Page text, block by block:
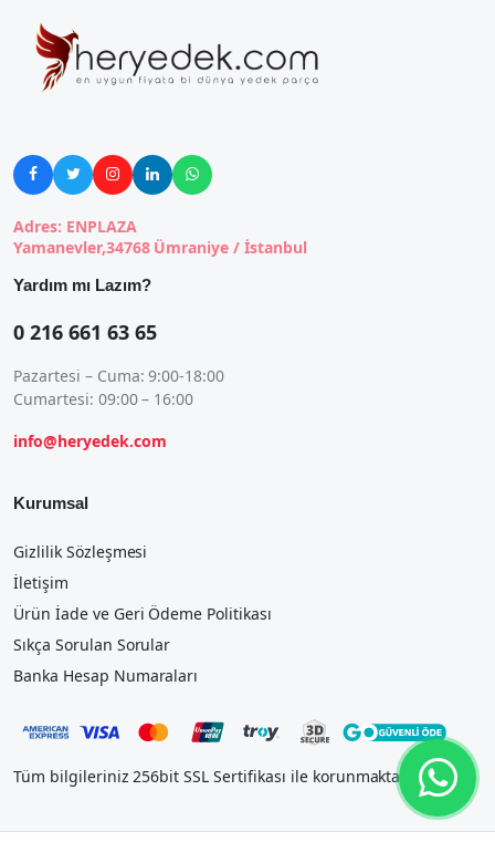
    
Adres: ENPLAZA
Yamanevler,34768 Ümraniye / İstanbul
Yardım mı Lazım?
0 216 661 63 65
Pazartesi – Cuma: 9:00-18:00
Cumartesi: 09:00 – 16:00
info@heryedek.com
Kurumsal
Gizlilik Sözleşmesi
İletişim
Ürün İade ve Geri Ödeme Politikası
Sıkça Sorulan Sorular
Banka Hesap Numaraları
Tüm bilgileriniz 256bit SSL Sertifikası ile korunmaktadır.